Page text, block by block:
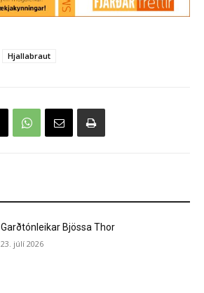
Hjallabraut
Garðtónleikar Bjössa Thor
23. júlí 2026